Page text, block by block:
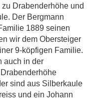
Drabenderhöhe und
Der Bergmann
1889 seinen
wir dem Obersteiger
9-köpfigen Familie.
auch in der
sind aus Silberkaule
und ein Johann